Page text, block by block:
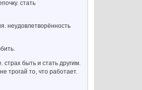
стать
неудовлетворённость
быть и стать другим.
трогай то, что работает.